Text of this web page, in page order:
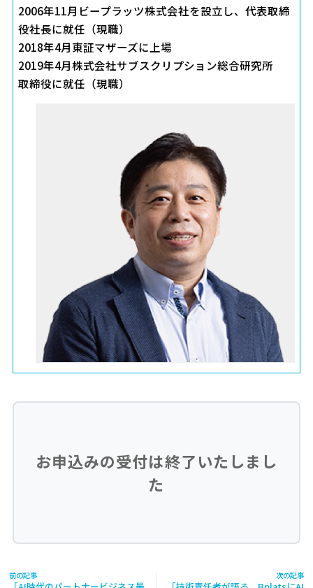
2006年11月ビープラッツ株式会社を設立し、代表取締
役社長に就任（現職）
2018年4月東証マザーズに上場
2019年4月株式会社サブスクリプション総合研究所
取締役に就任（現職）
お申込みの受付は終了いたしまし
た
前の記事 次の記事